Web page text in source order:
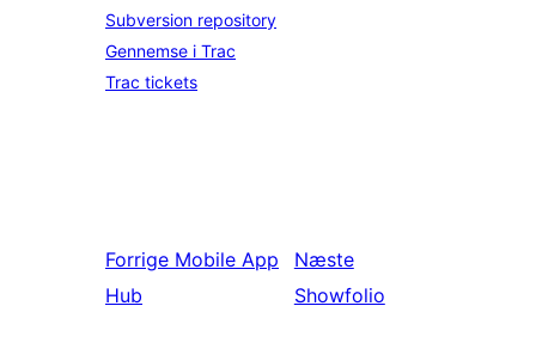
Subversion repository
Gennemse i Trac
Trac tickets
Forrige Mobile App
Hub
Næste
Showfolio